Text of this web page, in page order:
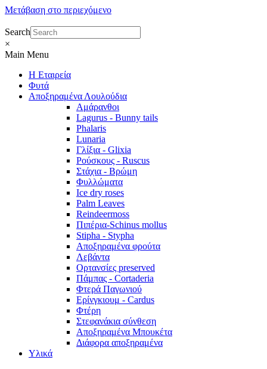
Μετάβαση στο περιεχόμενο
Search
×
Main Menu
Η Εταιρεία
Φυτά
Αποξηραμένα Λουλούδια
Αμάρανθοι
Lagurus - Bunny tails
Phalaris
Lunaria
Γλίξια - Glixia
Ρούσκους - Ruscus
Στάχια - Βρώμη
Φυλλώματα
Ice dry roses
Palm Leaves
Reindeermoss
Πιπέρια-Schinus mollus
Stipha - Stypha
Αποξηραμένα φρούτα
Λεβάντα
Ορτανσίες preserved
Πάμπας - Cortaderia
Φτερά Παγωνιού
Ερίνγκιουμ - Cardus
Φτέρη
Στεφανάκια σύνθεση
Αποξηραμένα Μπουκέτα
Διάφορα αποξηραμένα
Υλικά